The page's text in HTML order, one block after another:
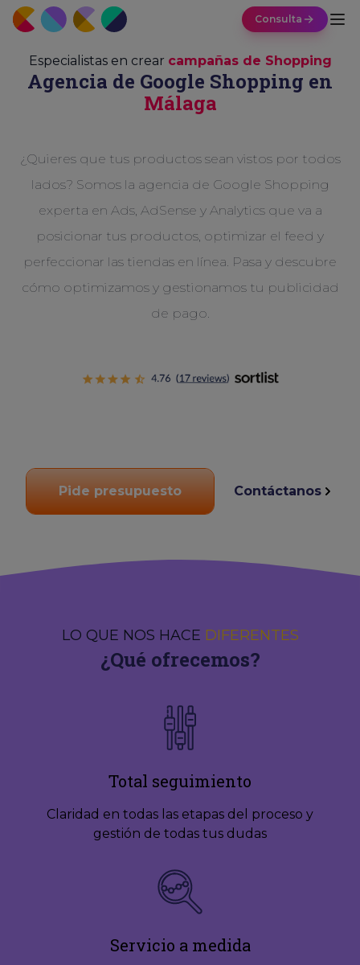
Consulta
Especialistas en crear campañas de Shopping
Agencia de Google Shopping en
Málaga
¿Quieres que tus productos sean vistos por todos
lados? Somos la agencia de Google Shopping
experta en Ads, AdSense y Analytics que va a
posicionar tus productos, optimizar el feed y
perfeccionar las tiendas en línea. Pasa y descubre
cómo optimizamos y gestionamos tu publicidad
de pago.
Pide presupuesto Contáctanos
LO QUE NOS HACE DIFERENTES
¿Qué ofrecemos?
Total seguimiento
Claridad en todas las etapas del proceso y
gestión de todas tus dudas
Servicio a medida